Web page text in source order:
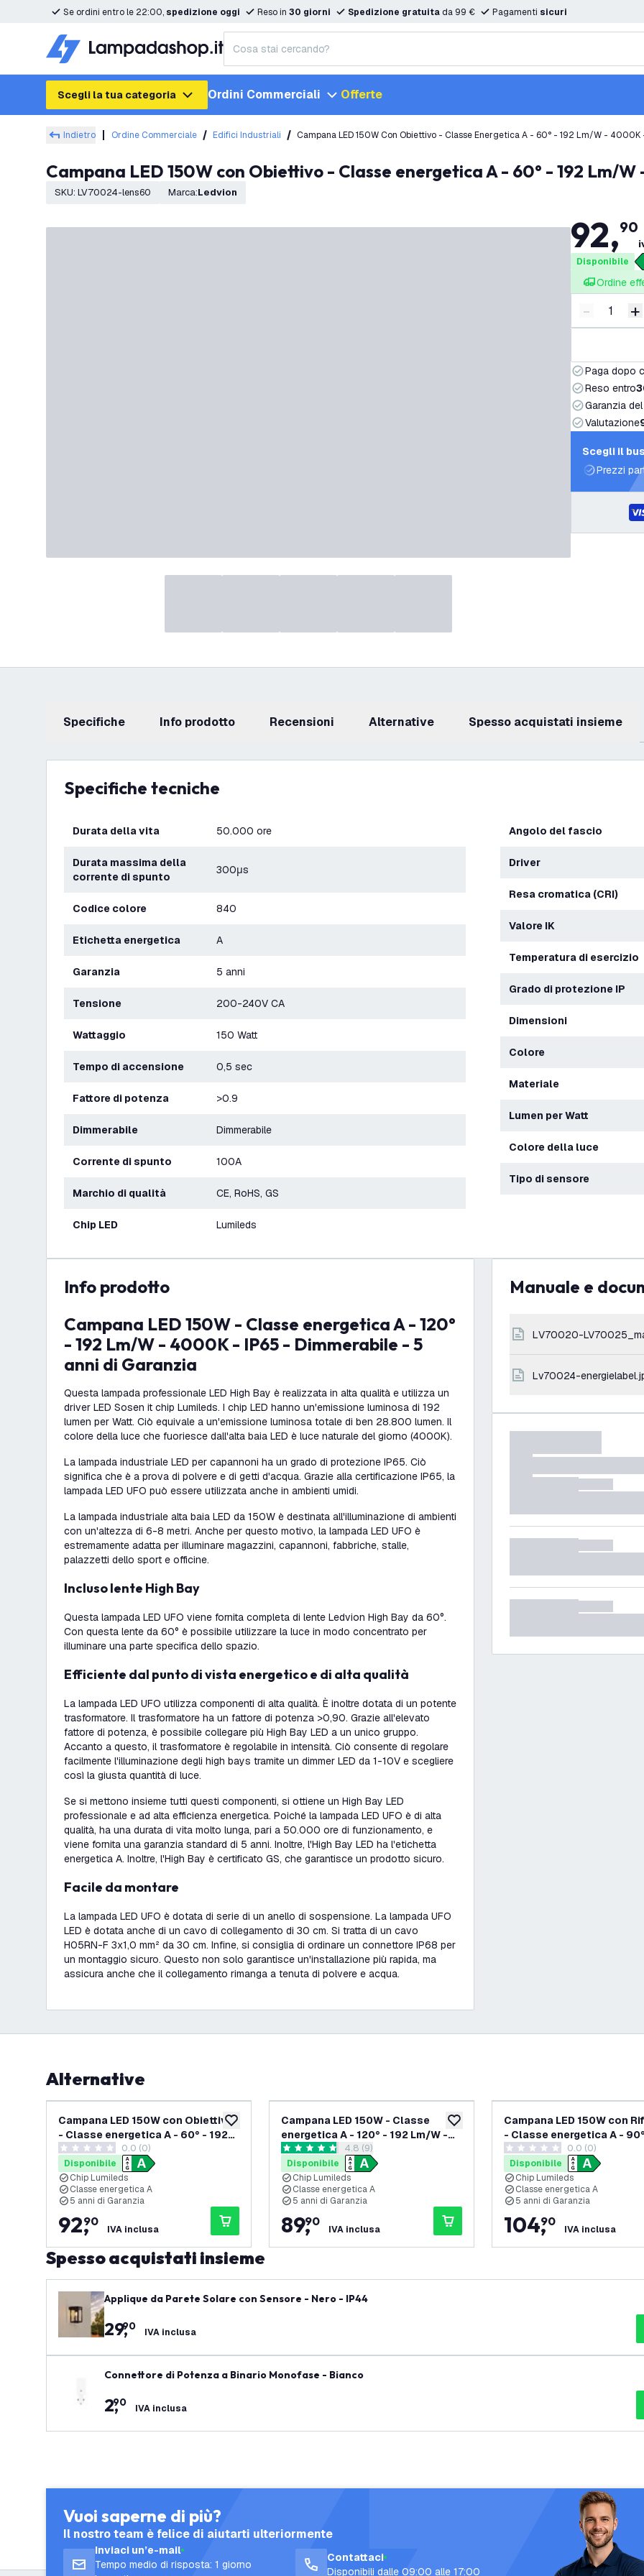
Se ordini entro le 22:00, spedizione oggi Reso in 30 giorni Spedizione gratuita da 99 € Pagamenti sicuri
Scegli la tua categoria Ordini Commerciali Offerte
Indietro Ordine Commerciale Edifici Industriali Campana LED 150W Con Obiettivo - Classe Energetica A - 60° - 192 Lm/W -
Campana LED 150W con Obiettivo - Classe energetica A - 60° - 192 Lm/
SKU: LV70024-lens60 Marca: Ledvion
92,90
Disponibile
Ordine
Riduci
- +
Paga dopo
Reso entro
Garanzia
Valutazione
Scegli il
Prezzi
Specifiche info prodotto recensioni Alternative Spesso acquistati insieme
Specifiche tecniche
Durata della vita 50.000 ore
Durata massima della
corrente di spunto
300μs
Codice colore 840
Etichetta energetica A
Garanzia 5 anni
Tensione 200-240V CA
Wattaggio 150 Watt
Tempo di accensione 0,5 sec
Fattore di potenza >0.9
Dimmerabile Dimmerabile
Corrente di spunto 100A
Marchio di qualità CE, RoHS, GS
Chip LED Lumileds
Angolo del fascio
Driver
Resa cromatica (CRI)
Valore IK
Temperatura di esercizio
Grado di protezione IP
Dimensioni
Colore
Materiale
Lumen per Watt
Colore della luce
Tipo di sensore
info prodotto
Campana LED 150W - Classe energetica A - 120°
- 192 Lm/W - 4000K - IP65 - Dimmerabile - 5
anni di Garanzia
Questa lampada professionale LED High Bay è realizzata in alta qualità e utilizza un
driver LED Sosen it chip Lumileds. I chip LED hanno un'emissione luminosa di 192
lumen per Watt. Ciò equivale a un'emissione luminosa totale di ben 28.800 lumen. Il
colore della luce che fuoriesce dall'alta baia LED è luce naturale del giorno (4000K).
La lampada industriale LED per capannoni ha un grado di protezione IP65. Ciò
significa che è a prova di polvere e di getti d'acqua. Grazie alla certificazione IP65, la
lampada LED UFO può essere utilizzata anche in ambienti umidi.
La lampada industriale alta baia LED da 150W è destinata all'illuminazione di ambienti
con un'altezza di 6-8 metri. Anche per questo motivo, la lampada LED UFO è
estremamente adatta per illuminare magazzini, capannoni, fabbriche, stalle,
palazzetti dello sport e officine.
Incluso lente High Bay
Questa lampada LED UFO viene fornita completa di lente Ledvion High Bay da 60°.
Con questa lente da 60° è possibile utilizzare la luce in modo concentrato per
illuminare una parte specifica dello spazio.
Efficiente dal punto di vista energetico e di alta qualità
La lampada LED UFO utilizza componenti di alta qualità. È inoltre dotata di un potente
trasformatore. Il trasformatore ha un fattore di potenza >0,90. Grazie all'elevato
fattore di potenza, è possibile collegare più High Bay LED a un unico gruppo.
Accanto a questo, il trasformatore è regolabile in intensità. Ciò consente di regolare
facilmente l'illuminazione degli high bays tramite un dimmer LED da 1-10V e scegliere
così la giusta quantità di luce.
Se si mettono insieme tutti questi componenti, si ottiene un High Bay LED
professionale e ad alta efficienza energetica. Poiché la lampada LED UFO è di alta
qualità, ha una durata di vita molto lunga, pari a 50.000 ore di funzionamento, e
viene fornita una garanzia standard di 5 anni. Inoltre, l'High Bay LED ha l'etichetta
energetica A. Inoltre, l'High Bay è certificato GS, che garantisce un prodotto sicuro.
Facile da montare
La lampada LED UFO è dotata di serie di un anello di sospensione. La lampada UFO
LED è dotata anche di un cavo di collegamento di 30 cm. Si tratta di un cavo
H05RN-F 3x1,0 mm² da 30 cm. Infine, si consiglia di ordinare un connettore IP68 per
un montaggio sicuro. Questo non solo garantisce un'installazione più rapida, ma
assicura anche che il collegamento rimanga a tenuta di polvere e acqua.
Manuale e
LV70020-
lv70024-
Alternative
aggiungi alla lista desideri
Campana LED 150W con Obiettivo
- Classe energetica A - 60° - 192
Lm/W - 6000K - IP65 -
Dimmerabile
0 stelle di valutazione
0.0 (0)
Disponibile
Chip Lumileds
Classe energetica A
5 anni di Garanzia
92,
90
IVA inclusa
aggiungi alla lista desideri
Campana LED 150W - Classe
energetica A - 120° - 192 Lm/W -
4000K - IP65 - Dimmerabile
apri il cassetto delle recensioni
4.8 stelle di valutazione
4.8 (9)
Disponibile
Chip Lumileds
Classe energetica A
5 anni di Garanzia
89,
90
IVA inclusa
Campana LED 150W con
- Classe energetica A -
Lm/W - 4000K - IP65 -
Dimmerabile
0 stelle di valutazione
0.0 (0)
Disponibile
Chip Lumileds
Classe energetica A
5 anni di Garanzia
104,
90
IVA inclusa
Spesso acquistati insieme
Applique da Parete Solare con Sensore - Nero - IP44
29,
90 IVA inclusa
Connettore di Potenza a Binario Monofase - Bianco
2,
90 IVA inclusa
Vuoi saperne di più?
Il nostro team è felice di aiutarti ulteriormente
Inviaci un’e-mail
Tempo medio di risposta: 1 giorno
Contattaci
Disponibili dalle 09:00 alle 17:00